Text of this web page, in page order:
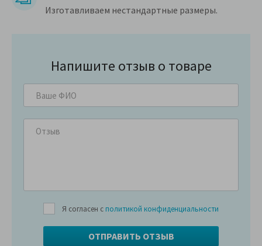
Изготавливаем нестандартные размеры.
Напишите отзыв о товаре
Я согласен с политикой конфиденциальности